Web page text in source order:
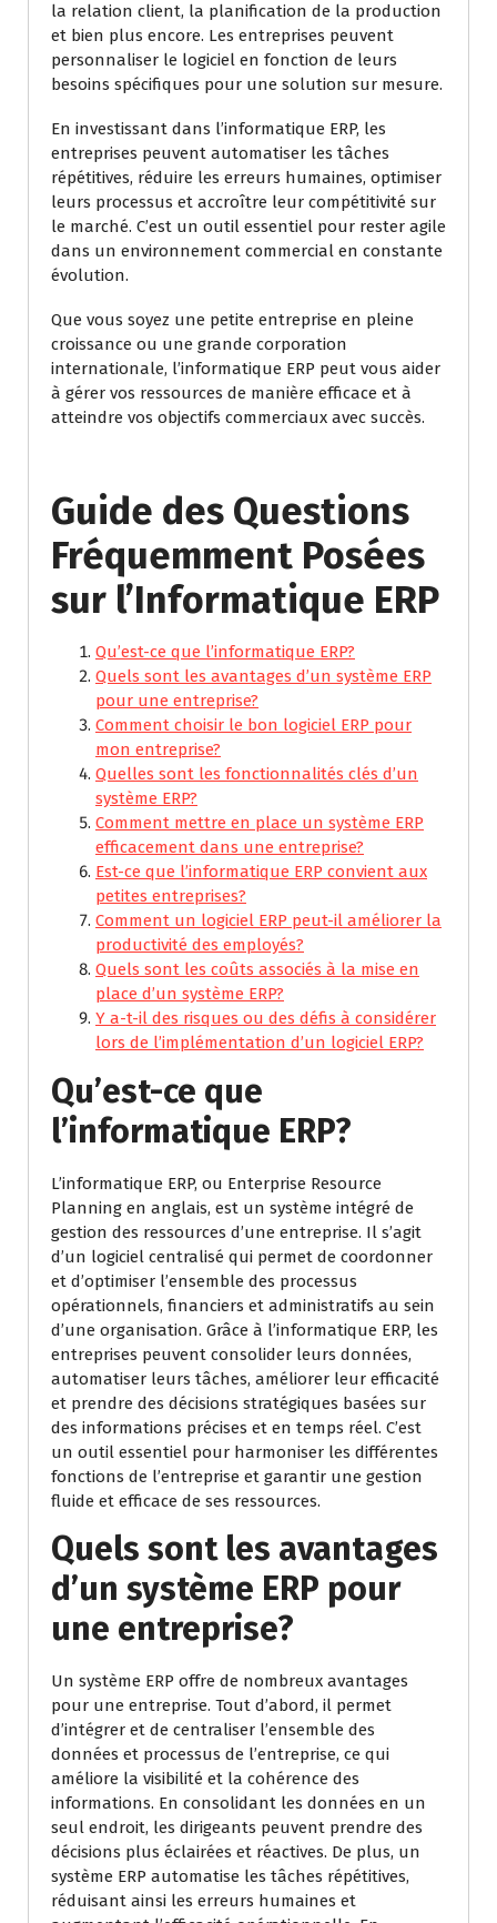
la relation client, la planification de la production
et bien plus encore. Les entreprises peuvent
personnaliser le logiciel en fonction de leurs
besoins spécifiques pour une solution sur mesure.
En investissant dans l’informatique ERP, les
entreprises peuvent automatiser les tâches
répétitives, réduire les erreurs humaines, optimiser
leurs processus et accroître leur compétitivité sur
le marché. C’est un outil essentiel pour rester agile
dans un environnement commercial en constante
évolution.
Que vous soyez une petite entreprise en pleine
croissance ou une grande corporation
internationale, l’informatique ERP peut vous aider
à gérer vos ressources de manière efficace et à
atteindre vos objectifs commerciaux avec succès.
Guide des Questions
Fréquemment Posées
sur l’Informatique ERP
Qu’est-ce que l’informatique ERP?
Quels sont les avantages d’un système ERP
pour une entreprise?
Comment choisir le bon logiciel ERP pour
mon entreprise?
Quelles sont les fonctionnalités clés d’un
système ERP?
Comment mettre en place un système ERP
efficacement dans une entreprise?
Est-ce que l’informatique ERP convient aux
petites entreprises?
Comment un logiciel ERP peut-il améliorer la
productivité des employés?
Quels sont les coûts associés à la mise en
place d’un système ERP?
Y a-t-il des risques ou des défis à considérer
lors de l’implémentation d’un logiciel ERP?
Qu’est-ce que
l’informatique ERP?
L’informatique ERP, ou Enterprise Resource
Planning en anglais, est un système intégré de
gestion des ressources d’une entreprise. Il s’agit
d’un logiciel centralisé qui permet de coordonner
et d’optimiser l’ensemble des processus
opérationnels, financiers et administratifs au sein
d’une organisation. Grâce à l’informatique ERP, les
entreprises peuvent consolider leurs données,
automatiser leurs tâches, améliorer leur efficacité
et prendre des décisions stratégiques basées sur
des informations précises et en temps réel. C’est
un outil essentiel pour harmoniser les différentes
fonctions de l’entreprise et garantir une gestion
fluide et efficace de ses ressources.
Quels sont les avantages
d’un système ERP pour
une entreprise?
Un système ERP offre de nombreux avantages
pour une entreprise. Tout d’abord, il permet
d’intégrer et de centraliser l’ensemble des
données et processus de l’entreprise, ce qui
améliore la visibilité et la cohérence des
informations. En consolidant les données en un
seul endroit, les dirigeants peuvent prendre des
décisions plus éclairées et réactives. De plus, un
système ERP automatise les tâches répétitives,
réduisant ainsi les erreurs humaines et